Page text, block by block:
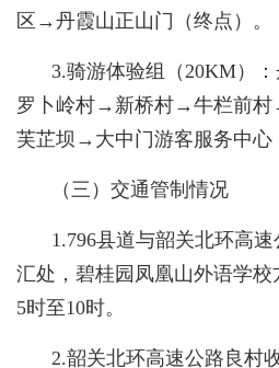
区→丹霞山正山门（终点）。
3.骑游体验组（20KM）
罗卜岭村→新桥村→牛栏前
芙芷坝→大中门游客服务中心
（三）交通管制情况
1.796县道与韶关北环高
汇处，碧桂园凤凰山外语学
5时至10时。
2.韶关北环高速公路良村